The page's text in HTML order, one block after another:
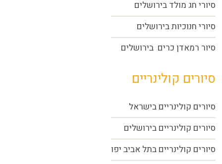
סיורי חג מולד בירושלים
סיורי חנוכיות בירושלים
סיור רמאדן כרים בירושלים
סיורים קולינריים
סיורים קולינריים בישראל
סיורים קולינריים בירושלים
סיורים קולינריים בתל אביב יפו